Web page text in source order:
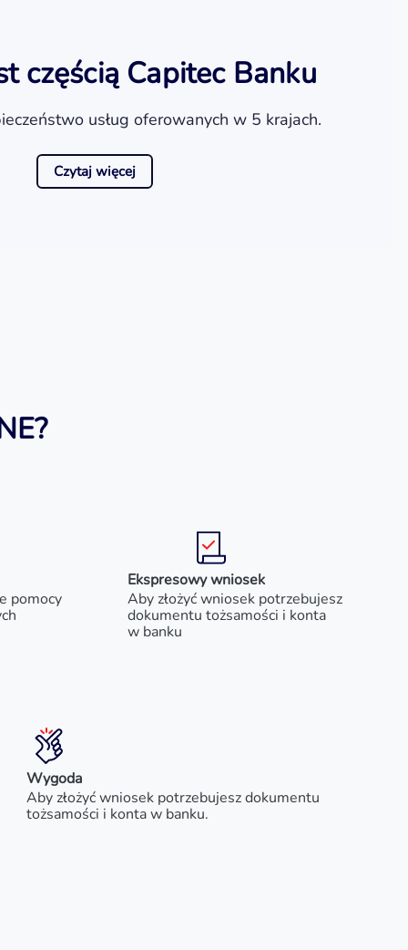
częścią Capitec Banku
usług oferowanych w 5 krajach.
Czytaj więcej
pomocy
Ekspresowy wniosek
Aby złożyć wniosek potrzebujesz
dokumentu tożsamości i konta
w banku
Wygoda
Aby złożyć wniosek potrzebujesz dokumentu
tożsamości i konta w banku.